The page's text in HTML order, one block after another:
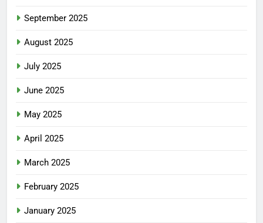
September 2025
August 2025
July 2025
June 2025
May 2025
April 2025
March 2025
February 2025
January 2025